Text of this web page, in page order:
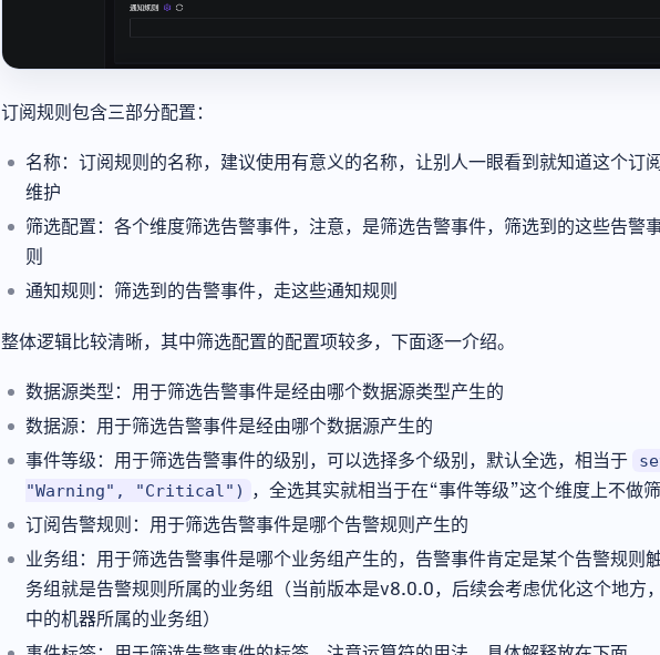
订阅规则包含三部分配置：
名称：订阅规则的名称，建议使用有意义的名称，让别人一眼看到就知道这个订
维护
筛选配置：各个维度筛选告警事件，注意，是筛选告警事件，筛选到的这些告警
则
通知规则：筛选到的告警事件，走这些通知规则
整体逻辑比较清晰，其中筛选配置的配置项较多，下面逐一介绍。
数据源类型：用于筛选告警事件是经由哪个数据源类型产生的
数据源：用于筛选告警事件是经由哪个数据源产生的
事件等级：用于筛选告警事件的级别，可以选择多个级别，默认全选，相当于
"Warning", "Critical")
，全选其实就相当于在“事件等级”这个维度上不做
订阅告警规则：用于筛选告警事件是哪个告警规则产生的
业务组：用于筛选告警事件是哪个业务组产生的，告警事件肯定是某个告警规则
务组就是告警规则所属的业务组（当前版本是v8.0.0，后续会考虑优化这个地方
中的机器所属的业务组）